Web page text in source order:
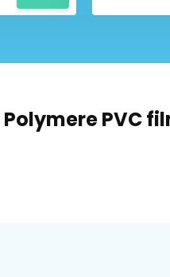
Polymere PVC